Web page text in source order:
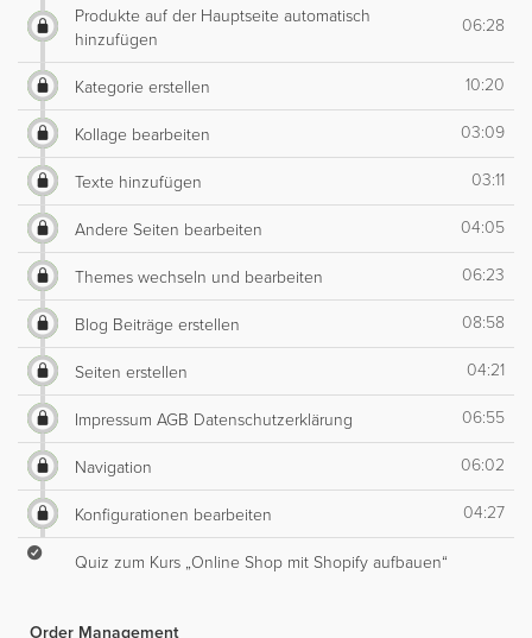
Produkte auf der Hauptseite automatisch
hinzufügen
06:28
Kategorie erstellen 10:20
Kollage bearbeiten 03:09
Texte hinzufügen 03:11
Andere Seiten bearbeiten 04:05
Themes wechseln und bearbeiten 06:23
Blog Beiträge erstellen 08:58
Seiten erstellen 04:21
Impressum AGB Datenschutzerklärung 06:55
Navigation 06:02
Konfigurationen bearbeiten 04:27
Quiz zum Kurs „Online Shop mit Shopify aufbauen“
Order Management